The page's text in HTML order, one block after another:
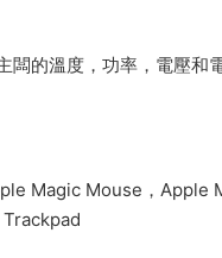
的溫度，功率，電壓和
Magic Mouse，